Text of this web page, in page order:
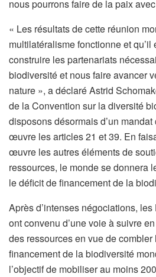
nous pourrons faire de la paix
« Les résultats de cette réunion
multilatéralisme fonctionne et qu’il
construire les partenariats
biodiversité et nous faire avancer
nature », a déclaré Astrid
de la Convention sur la diversité
disposons désormais d’un
œuvre les articles 21 et 39. En
œuvre les autres éléments de
ressources, le monde se donnera
le déficit de financement de la
Après d’intenses négociations,
ont convenu d’une voie à suivre
des ressources en vue de combler
financement de la biodiversité
l’objectif de mobiliser au moins